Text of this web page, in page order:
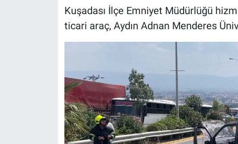
Kuşadası İlçe Emniyet Müdürlüğü
ticari araç, Aydın Adnan Menderes